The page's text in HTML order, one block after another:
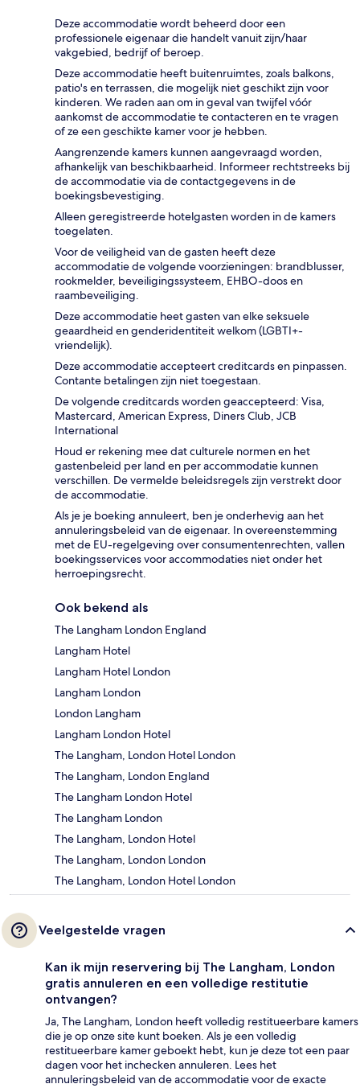
Deze accommodatie wordt beheerd door een
professionele eigenaar die handelt vanuit zijn/haar
vakgebied, bedrijf of beroep.
Deze accommodatie heeft buitenruimtes, zoals balkons,
patio's en terrassen, die mogelijk niet geschikt zijn voor
kinderen. We raden aan om in geval van twijfel vóór
aankomst de accommodatie te contacteren en te vragen
of ze een geschikte kamer voor je hebben.
Aangrenzende kamers kunnen aangevraagd worden,
afhankelijk van beschikbaarheid. Informeer rechtstreeks bij
de accommodatie via de contactgegevens in de
boekingsbevestiging.
Alleen geregistreerde hotelgasten worden in de kamers
toegelaten.
Voor de veiligheid van de gasten heeft deze
accommodatie de volgende voorzieningen: brandblusser,
rookmelder, beveiligingssysteem, EHBO-doos en
raambeveiliging.
Deze accommodatie heet gasten van elke seksuele
geaardheid en genderidentiteit welkom (LGBTI+-
vriendelijk).
Deze accommodatie accepteert creditcards en pinpassen.
Contante betalingen zijn niet toegestaan.
De volgende creditcards worden geaccepteerd: Visa,
Mastercard, American Express, Diners Club, JCB
International
Houd er rekening mee dat culturele normen en het
gastenbeleid per land en per accommodatie kunnen
verschillen. De vermelde beleidsregels zijn verstrekt door
de accommodatie.
Als je je boeking annuleert, ben je onderhevig aan het
annuleringsbeleid van de eigenaar. In overeenstemming
met de EU-regelgeving over consumentenrechten, vallen
boekingsservices voor accommodaties niet onder het
herroepingsrecht.
Ook bekend als
The Langham London England
Langham Hotel
Langham Hotel London
Langham London
London Langham
Langham London Hotel
The Langham, London Hotel London
The Langham, London England
The Langham London Hotel
The Langham London
The Langham, London Hotel
The Langham, London London
The Langham, London Hotel London
Veelgestelde vragen
Kan ik mijn reservering bij The Langham, London
gratis annuleren en een volledige restitutie
ontvangen?
Ja, The Langham, London heeft volledig restitueerbare kamers
die je op onze site kunt boeken. Als je een volledig
restitueerbare kamer geboekt hebt, kun je deze tot een paar
dagen voor het inchecken annuleren. Lees het
annuleringsbeleid van de accommodatie voor de exacte